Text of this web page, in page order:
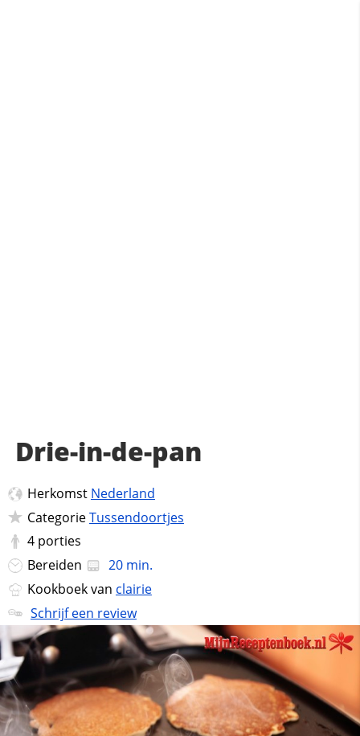
Drie-in-de-pan
Herkomst Nederland
CategorieTussendoortjes
4 porties
Bereiden
20 min.
Kookboek van clairie
Schrijf een review